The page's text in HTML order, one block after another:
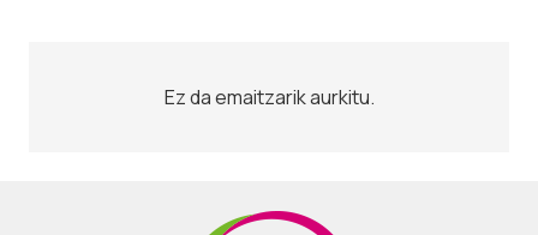
Ez da emaitzarik aurkitu.